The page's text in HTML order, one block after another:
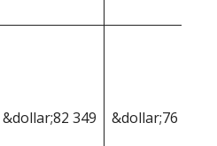
&dollar;82 349 &dollar;76 934